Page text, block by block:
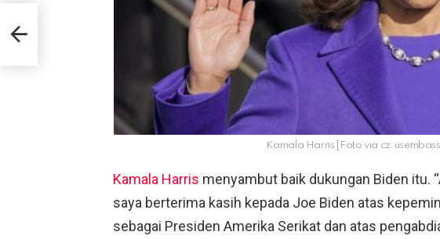
Kamala Harris [Foto via
Kamala Harris menyambut baik dukungan Biden itu.
saya berterima kasih kepada Joe Biden atas
sebagai Presiden Amerika Serikat dan atas